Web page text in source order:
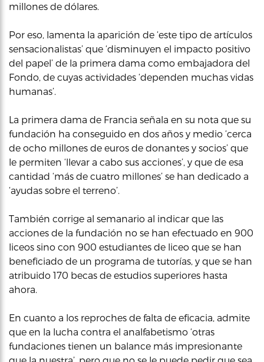
millones de dólares.
Por eso, lamenta la aparición de ‘este tipo de artículos
sensacionalistas’ que ‘disminuyen el impacto positivo
del papel’ de la primera dama como embajadora del
Fondo, de cuyas actividades ‘dependen muchas vidas
humanas’.
La primera dama de Francia señala en su nota que su
fundación ha conseguido en dos años y medio ‘cerca
de ocho millones de euros de donantes y socios’ que
le permiten ‘llevar a cabo sus acciones’, y que de esa
cantidad ‘más de cuatro millones’ se han dedicado a
‘ayudas sobre el terreno’.
También corrige al semanario al indicar que las
acciones de la fundación no se han efectuado en 900
liceos sino con 900 estudiantes de liceo que se han
beneficiado de un programa de tutorías, y que se han
atribuido 170 becas de estudios superiores hasta
ahora.
En cuanto a los reproches de falta de eficacia, admite
que en la lucha contra el analfabetismo ‘otras
fundaciones tienen un balance más impresionante
que la nuestra’, pero que no se le puede pedir que sea